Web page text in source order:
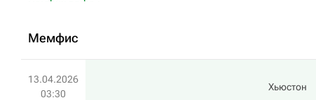
Мемфис
13.04.2026
03:30
Хьюстон